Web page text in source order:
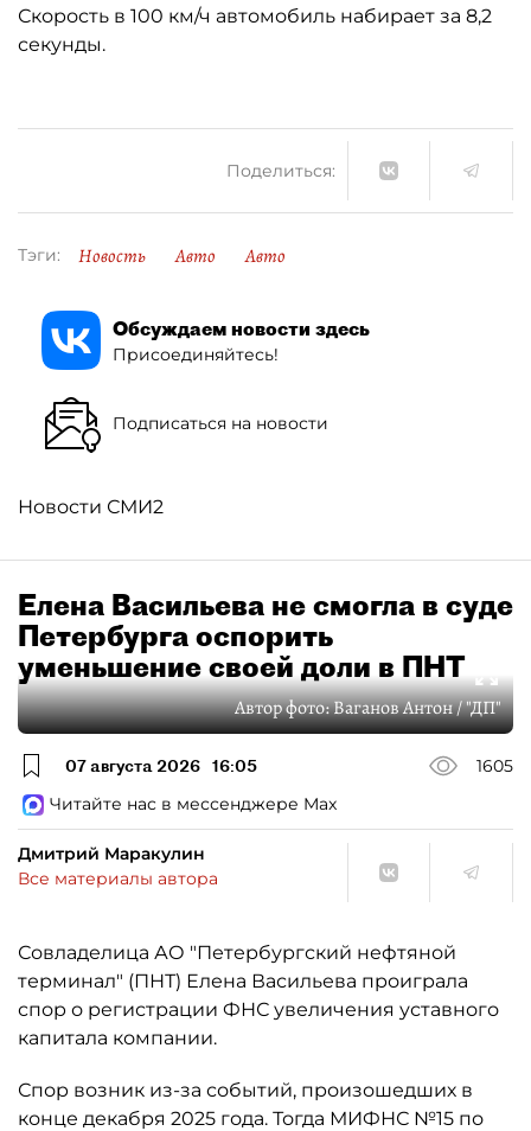
Скорость в 100 км/ч автомобиль набирает за 8,2
секунды.
Поделиться:
Тэги: Новость Авто Авто
Обсуждаем новости здесь
Присоединяйтесь!
Подписаться на новости
Новости СМИ2
Елена Васильева не смогла в суде
Петербурга оспорить
уменьшение своей доли в ПНТ
Автор фото:Ваганов Антон / "ДП"
07 августа 2026 16:05
1605
Читайте нас в мессенджере Max
Дмитрий Маракулин
Все материалы автора
Совладелица АО "Петербургский нефтяной
терминал" (ПНТ) Елена Васильева проиграла
спор о регистрации ФНС увеличения уставного
капитала компании.
Спор возник из-за событий, произошедших в
конце декабря 2025 года. Тогда МИФНС №15 по